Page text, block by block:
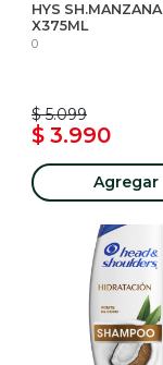
HYS SH.MANZANA
X375ML
0
$ 5.099
$ 3.990
Agregar